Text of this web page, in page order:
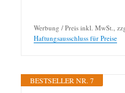
Werbung / Preis inkl. MwSt.,
Haftungsausschluss für Preise
BESTSELLER NR. 7